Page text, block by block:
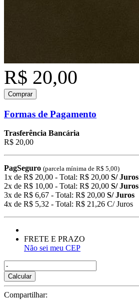
R$ 20,00
Comprar
Formas de Pagamento
Trasferência Bancária
R$ 20,00
PagSeguro (parcela mínima de R$ 5,00)
1x de R$ 20,00 - Total: R$ 20,00 S/ Juros
2x de R$ 10,00 - Total: R$ 20,00 S/ Juros
3x de R$ 6,67 - Total: R$ 20,00 S/ Juros
4x de R$ 5,32 - Total: R$ 21,26 C/ Juros
FRETE E PRAZO
Não sei meu CEP
Calcular
Compartilhar: